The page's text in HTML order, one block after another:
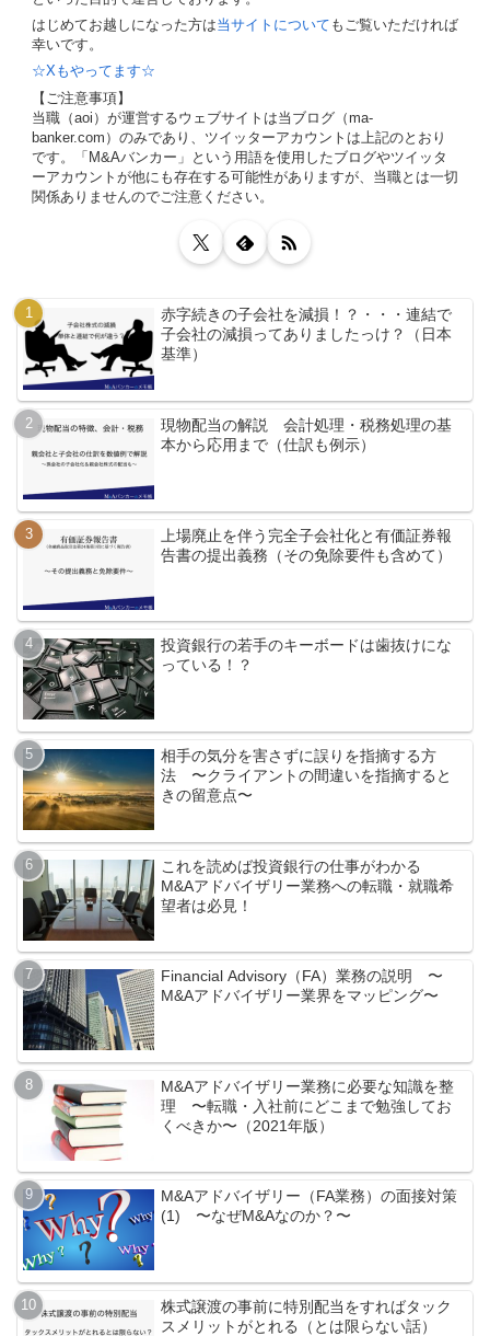
はじめてお越しになった方は当サイトについて もご覧いただければ
幸いです。
☆Xもやってます☆
【ご注意事項】
当職（aoi）が運営するウェブサイトは当ブログ（ma-
banker.com）のみであり、ツイッターアカウントは上記のとおり
です。「M&Aバンカー」という用語を使用したブログやツイッタ
ーアカウントが他にも存在する可能性がありますが、当職とは一切
関係ありませんのでご注意ください。
赤字続きの子会社を減損！？・・・連結で
子会社の減損ってありましたっけ？（日本
基準）
現物配当の解説 会計処理・税務処理の基
本から応用まで（仕訳も例示）
上場廃止を伴う完全子会社化と有価証券報
告書の提出義務（その免除要件も含めて）
投資銀行の若手のキーボードは歯抜けにな
っている！？
相手の気分を害さずに誤りを指摘する方
法 〜クライアントの間違いを指摘すると
きの留意点〜
これを読めば投資銀行の仕事がわかる
M&Aアドバイザリー業務への転職・就職希
望者は必見！
Financial Advisory（FA）業務の説明 〜
M&Aアドバイザリー業界をマッピング〜
M&Aアドバイザリー業務に必要な知識を整
理 〜転職・入社前にどこまで勉強してお
くべきか〜（2021年版）
M&Aアドバイザリー（FA業務）の面接対策
(1) 〜なぜM&Aなのか？〜
株式譲渡の事前に特別配当をすればタック
スメリットがとれる（とは限らない話）